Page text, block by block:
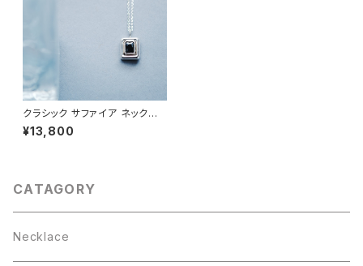
クラシック サファイア ネックレ
ス シルバー925
¥13,800
CATAGORY
Necklace